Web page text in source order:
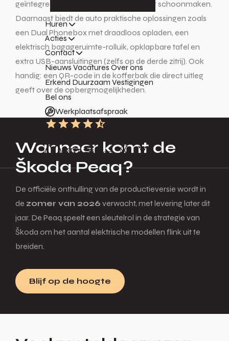
Huren
Acties
Contact
Nieuws Vacatures Over ons
Erkend Duurzaam Vestigingen
Bel ons
Werkplaatsafspraak
geïntegreerde sproeiers voor efficiënter schoonmaken.
Daarnaast biedt de auto praktische oplossingen zoals
een Dual Phonebox met draadloos opladen, een
elektrisch bagageruimte-rolluik, opklapbare tafel en
extra USB-aansluitingen (zelfs op de derde zitrij). Ook
handig: een QR-code in de kofferbak die direct uitleg
geeft over de opbergmogelijkheden.
Wanneer komt de
Škoda Peaq?
De officiële onthulling van de productieversie wordt in
de zomer van 2026 verwacht, met levering later dit
jaar. De Peaq speelt een sleutelrol in de strategie van
Škoda om het aantal elektrische modellen flink uit te
breiden.
Blijf op de hoogte